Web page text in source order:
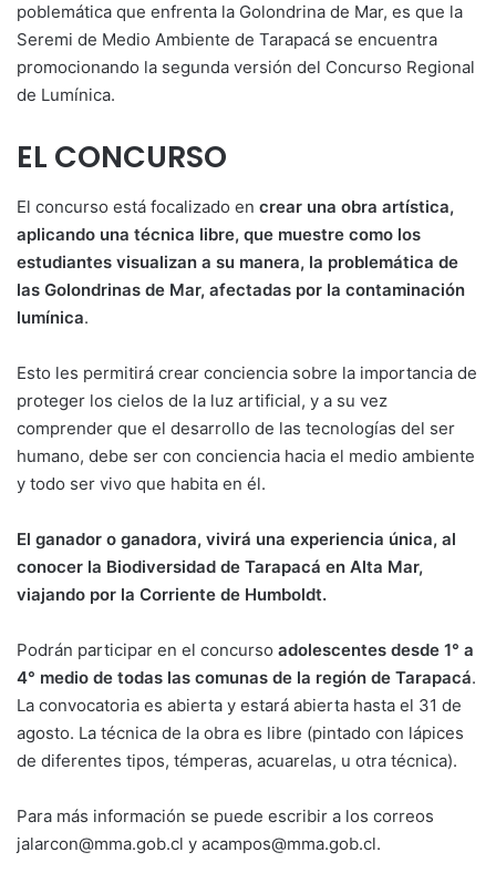
poblemática que enfrenta la Golondrina de Mar, es que la
Seremi de Medio Ambiente de Tarapacá se encuentra
promocionando la segunda versión del Concurso Regional
de Lumínica.
EL CONCURSO
El concurso está focalizado en crear una obra artística,
aplicando una técnica libre, que muestre como los
estudiantes visualizan a su manera, la problemática de
las Golondrinas de Mar, afectadas por la contaminación
lumínica.
Esto les permitirá crear conciencia sobre la importancia de
proteger los cielos de la luz artificial, y a su vez
comprender que el desarrollo de las tecnologías del ser
humano, debe ser con conciencia hacia el medio ambiente
y todo ser vivo que habita en él.
El ganador o ganadora, vivirá una experiencia única, al
conocer la Biodiversidad de Tarapacá en Alta Mar,
viajando por la Corriente de Humboldt.
Podrán participar en el concurso adolescentes desde 1° a
4° medio de todas las comunas de la región de Tarapacá.
La convocatoria es abierta y estará abierta hasta el 31 de
agosto. La técnica de la obra es libre (pintado con lápices
de diferentes tipos, témperas, acuarelas, u otra técnica).
Para más información se puede escribir a los correos
jalarcon@mma.gob.cl y acampos@mma.gob.cl.